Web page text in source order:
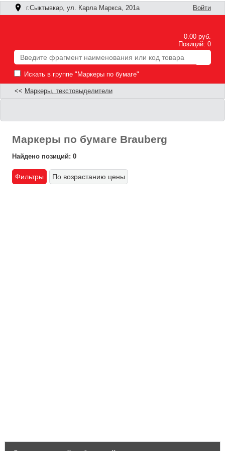
г.Сыктывкар, ул. Карла Маркса, 201а Войти
0.00 руб.
Позиций: 0
Искать в группе "Маркеры по бумаге"
<< Маркеры, текстовыделители
Маркеры по бумаге Brauberg
Найдено позиций: 0
Фильтры По возрастанию цены